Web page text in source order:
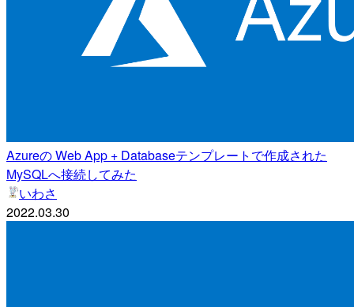
Azureの Web App + Databaseテンプレートで作成された
MySQLへ接続してみた
いわさ
2022.03.30